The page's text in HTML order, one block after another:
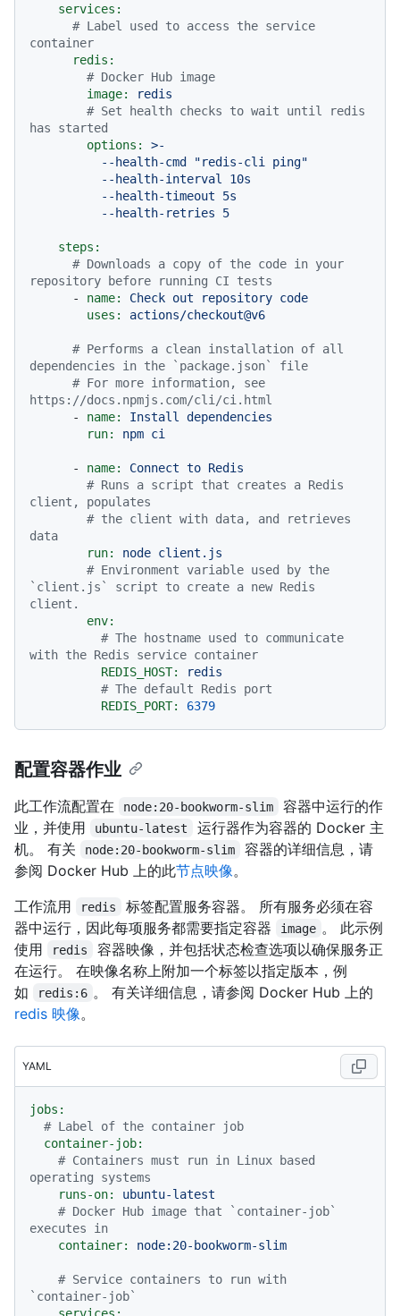
services:
# Label used to access the service
container
redis:
# Docker Hub image
image:
redis
# Set health checks to wait until redis
has started
options:
>-
steps:
# Downloads a copy of the code in your
repository before running CI tests
-
name: Check out repository code
uses:
actions/checkout@v6
# Performs a clean installation of all
dependencies in the `package.json` file
# For more information, see
https://docs.npmjs.com/cli/ci.html
-
name: Install
dependencies
run:
npm ci
- name: Connect to Redis
# Runs a script that creates a Redis
client, populates
# the client with data, and retrieves
data
run:
node client.js
# Environment variable used by the
`client.js` script to create a new Redis
client.
env:
# The hostname used to communicate
with the Redis service container
REDIS_HOST:
redis
# The default Redis port
REDIS_PORT:
6379
配置容器作业
此工作流配置在 node:20-bookworm-slim
容器中运行的作
业，并使用
ubuntu-latest
运行器作为容器的 Docker 主
机。 有关
node:20-bookworm-slim
容器的详细信息，请
参阅 Docker Hub 上的此节点映像。
工作流用
redis
标签配置服务容器。 所有服务必须在容
器中运行，因此每项服务都需要指定容器
image 。 此示例
使用
redis
容器映像，并包括状态检查选项以确保服务正
在运行。 在映像名称上附加一个标签以指定版本，例
如
redis:6 。 有关详细信息，请参阅 Docker Hub 上的
redis 映像。
YAML
jobs:
# Label of the container job
container-job:
# Containers must run in Linux based
operating systems
runs-on:
ubuntu-latest
# Docker Hub image that `container-job`
executes in
container:
node:20-bookworm-slim
# Service containers to run with
`container-job`
services: